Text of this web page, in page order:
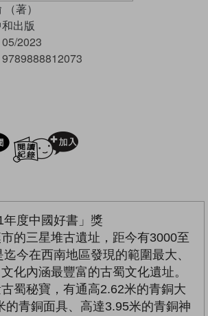
著）
出版
05/2023
9789888812073
試閲
度中國好書」獎
的三星堆古遺址，距今有3000至
今在西南地區發現的範圍最大、
化內涵最豐富的古蜀文化遺址。
蜀秘寶，有通高2.62米的青銅大
的青銅面具、高達3.95米的青銅神